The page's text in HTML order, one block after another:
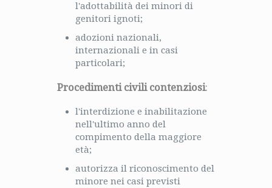
l'adottabilità dei minori di
genitori ignoti;
adozioni nazionali,
internazionali e in casi
particolari;
Procedimenti civili contenziosi:
l'interdizione e inabilitazione
nell'ultimo anno del
compimento della maggiore
età;
autorizza il riconoscimento del
minore nei casi previsti